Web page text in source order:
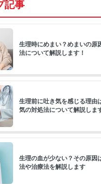
記事
生理時にめまい？めまいの原
法について解説します！
生理前に吐き気を感じる理由
気の対処法について解説しま
生理の血が少ない？その原因
法や治療法を解説します